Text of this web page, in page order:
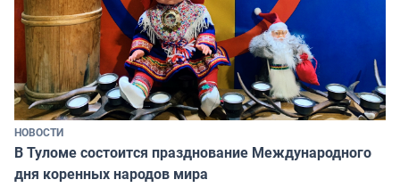
НОВОСТИ
В Туломе состоится празднование Международного
дня коренных народов мира